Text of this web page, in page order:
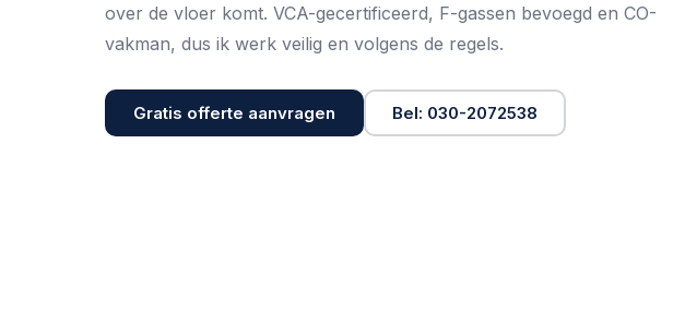
over de vloer komt. VCA-gecertificeerd, F-gassen bevoegd en CO-
vakman, dus ik werk veilig en volgens de regels.
Gratis offerte aanvragen Bel: 030-2072538